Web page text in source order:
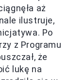
aż
ilustruje,
Po
z Programu
że
lukę na